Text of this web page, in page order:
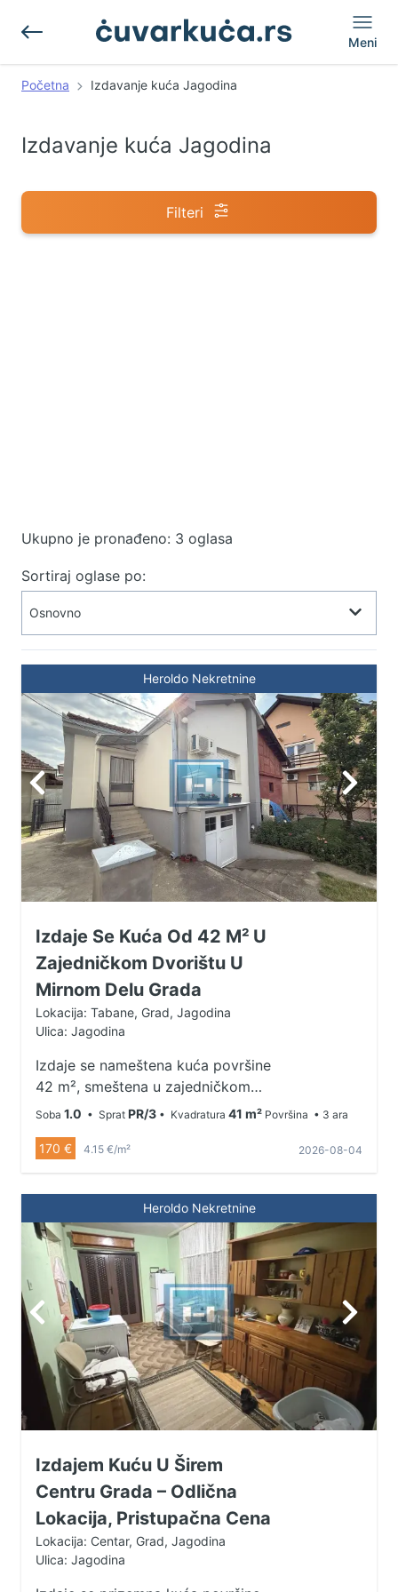
Meni
Početna Izdavanje kuća Jagodina
Izdavanje kuća Jagodina
Filteri
Ukupno je pronađeno: 3 oglasa
Sortiraj oglase po:
Heroldo Nekretnine
Izdaje Se Kuća Od 42 M² U
Zajedničkom Dvorištu U
Mirnom Delu Grada
Lokacija: Tabane, Grad, Jagodina
Ulica: Jagodina
Izdaje se nameštena kuća površine
42 m², smeštena u zajedničkom
dvorištu u mirnom kraju grada.
dnevne sobe, kuhinje i kupatila.
Idealna je za jednu osobu ili par
koji traže mirno i prijatno mesto za
ulici, sa brzom povezanošću sa
svim važnim sadržajima u gradu.
Za više informacija i zakazivanje
gledanja: 065/8222-442 – Bojan
065/8222-441 035/8222-441
Soba 1.0 • Sprat PR/3 • Kvadratura 41 m² Površina • 3 ara
170 € 4.15 €/m² 2026-08-04
Heroldo Nekretnine
Izdajem Kuću U Širem
Centru Grada – Odlična
Lokacija, Pristupačna Cena
Lokacija: Centar, Grad, Jagodina
Ulica: Jagodina